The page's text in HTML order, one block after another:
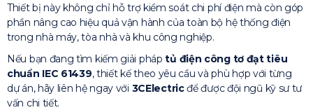
Thiết bị này không chỉ hỗ trợ kiểm soát chi phí điện mà còn góp
phần nâng cao hiệu quả vận hành của toàn bộ hệ thống điện
trong nhà máy, tòa nhà và khu công nghiệp.
Nếu bạn đang tìm kiếm giải pháptủ điện công tơ đạt tiêu
chuẩn IEC 61439, thiết kế theo yêu cầu và phù hợp với từng
dự án, hãy liên hệ ngay với 3CElectricđể được đội ngũ kỹ sư tư
vấn chi tiết.